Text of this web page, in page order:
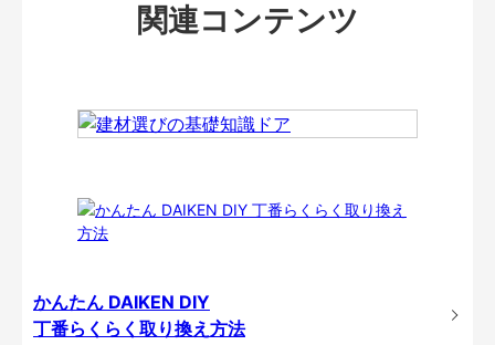
関連コンテンツ
かんたん DAIKEN DIY
丁番らくらく取り換え方法